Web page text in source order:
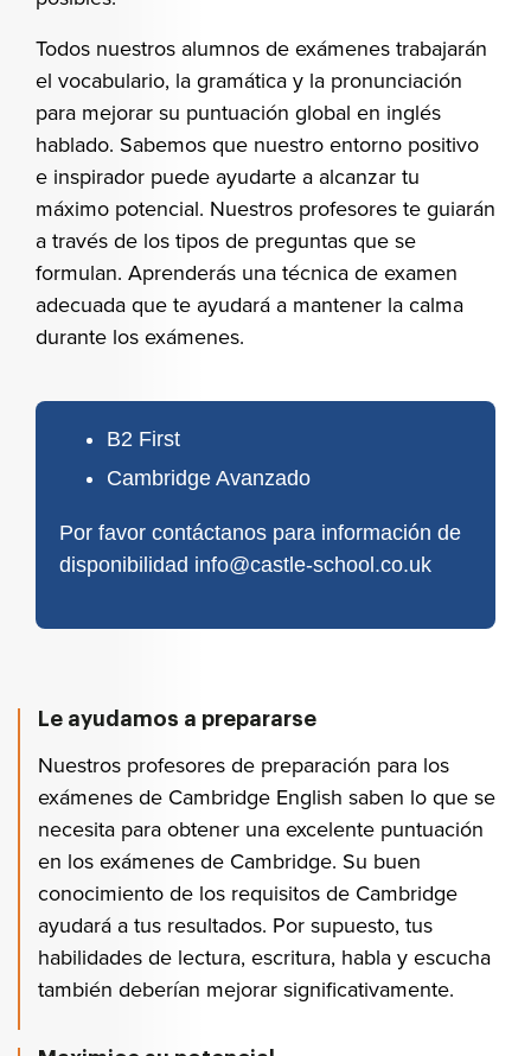
Todos nuestros alumnos de exámenes trabajarán
el vocabulario, la gramática y la pronunciación
para mejorar su puntuación global en inglés
hablado. Sabemos que nuestro entorno positivo
e inspirador puede ayudarte a alcanzar tu
máximo potencial. Nuestros profesores te guiarán
a través de los tipos de preguntas que se
formulan. Aprenderás una técnica de examen
adecuada que te ayudará a mantener la calma
durante los exámenes.
B2 First
Cambridge Avanzado
Por favor contáctanos para información de
disponibilidad info@castle-school.co.uk
Le ayudamos a prepararse
Nuestros profesores de preparación para los
exámenes de Cambridge English saben lo que se
necesita para obtener una excelente puntuación
en los exámenes de Cambridge. Su buen
conocimiento de los requisitos de Cambridge
ayudará a tus resultados. Por supuesto, tus
habilidades de lectura, escritura, habla y escucha
también deberían mejorar significativamente.